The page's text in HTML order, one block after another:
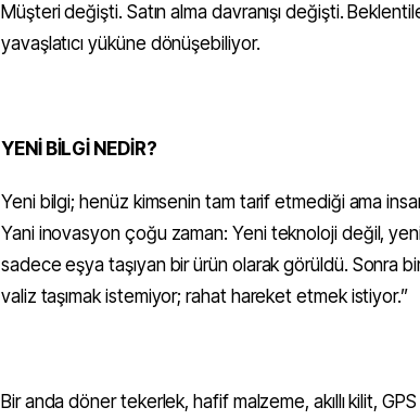
Müşteri değişti. Satın alma davranışı değişti.
yavaşlatıcı yüküne dönüşebiliyor.
YENİ BİLGİ NEDİR?
Yeni bilgi; henüz kimsenin tam tarif etmediği ama
Yani inovasyon çoğu zaman: Yeni teknoloji değil, yeni
sadece eşya taşıyan bir ürün olarak görüldü. Sonra
valiz taşımak istemiyor; rahat hareket etmek istiyor.”
Bir anda döner tekerlek, hafif malzeme, akıllı kilit,